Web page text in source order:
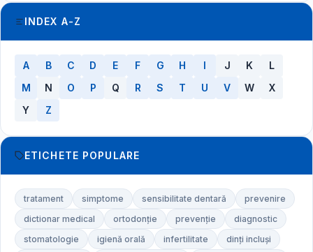
INDEX A-Z
A B C D E F G H I J K
L
M
N O P Q R S T U V W
X
Y
Z
ETICHETE POPULARE
tratament simptome sensibilitate dentară
prevenire
dictionar medical
ortodonție prevenție
diagnostic
stomatologie
igienă orală infertilitate
dinți incluși